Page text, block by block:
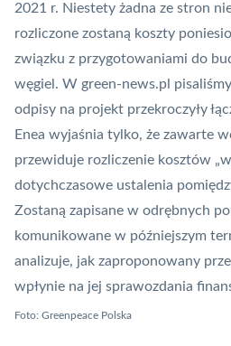
2021 r. Niestety żadna ze stron
rozliczone zostaną koszty
związku z przygotowaniami do
węgiel. W green-news.pl
odpisy na projekt przekroczyły
Enea wyjaśnia tylko, że zawarte
przewiduje rozliczenie kosztów
dotychczasowe ustalenia
Zostaną zapisane w odrębnych
komunikowane w późniejszym
analizuje, jak zaproponowany
wpłynie na jej sprawozdania
Foto: Greenpeace Polska